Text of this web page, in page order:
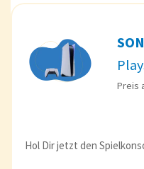
Preis
Hol Dir jetzt den